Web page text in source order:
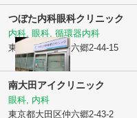
つぼた内科眼科クリニック
内科, 眼科, 循環器内科
東京都大田区仲六郷2-44-15
南大田アイクリニック
眼科, 内科
東京都大田区仲六郷2-43-2